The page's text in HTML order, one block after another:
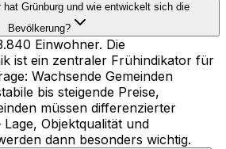
hat Grünburg und wie entwickelt sich die
Bevölkerung?
Einwohner. Die
ist ein zentraler Frühindikator für
Wachsende Gemeinden
bis steigende Preise,
müssen differenzierter
Objektqualität und
dann besonders wichtig.